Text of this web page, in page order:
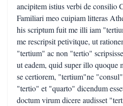
ancipitem istius verbi de consilio
Familiari meo cuipiam litteras
his scriptum fuit me illi iam
me rescripsit petivitque, ut
"tertium" ac non "tertio"
ut eadem, quid super illo quoque
se certiorem, "tertium"ne
"tertio" et "quarto" dicendum
doctum virum dicere audisset